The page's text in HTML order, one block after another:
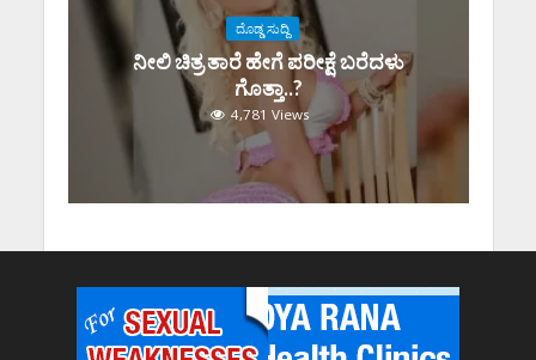
ದೊಡ್ಡ ಸುದ್ದಿ
ನೀಲಿ ಚಿತ್ರ ತಾರೆ ಹೇಗೆ ಪರೀಕ್ಷೆ ಬರೆದಳು
ಗೊತ್ತಾ..?
4,781 Views